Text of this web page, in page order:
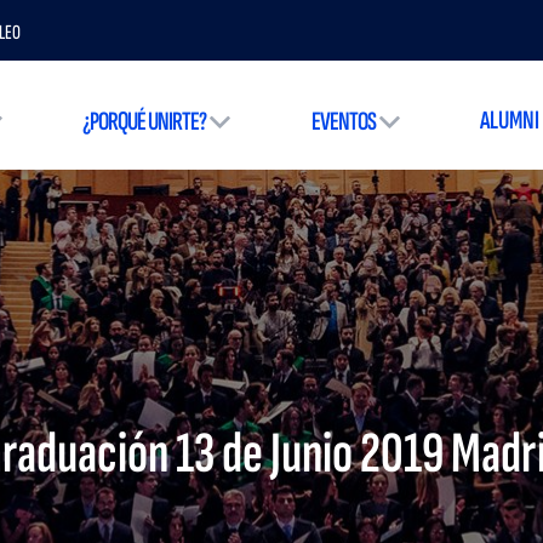
¿PORQUÉ UNIRTE? EVENTOS
13 de Junio 2019